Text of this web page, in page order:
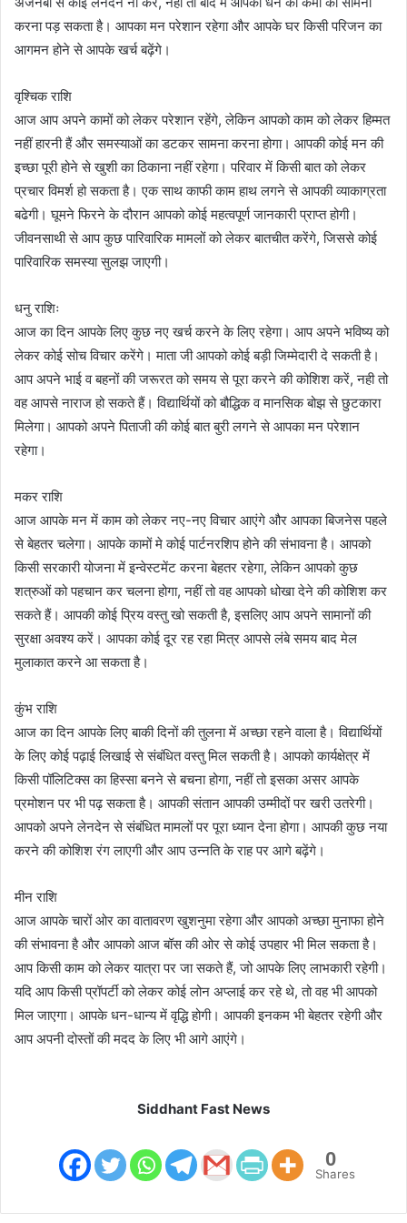
करना पड़ सकता है। आपका मन परेशान रहेगा और आपके घर किसी परिजन का
आगमन होने से आपके खर्च बढ़ेंगे।
वृश्चिक राशि
आज आप अपने कामों को लेकर परेशान रहेंगे, लेकिन आपको काम को लेकर हिम्मत
नहीं हारनी हैं और समस्याओं का डटकर सामना करना होगा। आपकी कोई मन की
इच्छा पूरी होने से खुशी का ठिकाना नहीं रहेगा। परिवार में किसी बात को लेकर
प्रचार विमर्श हो सकता है। एक साथ काफी काम हाथ लगने से आपकी व्याकाग्रता
बढेगी। घूमने फिरने के दौरान आपको कोई महत्वपूर्ण जानकारी प्राप्त होगी।
जीवनसाथी से आप कुछ पारिवारिक मामलों को लेकर बातचीत करेंगे, जिससे कोई
पारिवारिक समस्या सुलझ जाएगी।
धनु राशिः
आज का दिन आपके लिए कुछ नए खर्च करने के लिए रहेगा। आप अपने भविष्य को
लेकर कोई सोच विचार करेंगे। माता जी आपको कोई बड़ी जिम्मेदारी दे सकती है।
आप अपने भाई व बहनों की जरूरत को समय से पूरा करने की कोशिश करें, नही तो
वह आपसे नाराज हो सकते हैं। विद्यार्थियों को बौद्धिक व मानसिक बोझ से छुटकारा
मिलेगा। आपको अपने पिताजी की कोई बात बुरी लगने से आपका मन परेशान
रहेगा।
मकर राशि
आज आपके मन में काम को लेकर नए-नए विचार आएंगे और आपका बिजनेस पहले
से बेहतर चलेगा। आपके कामों मे कोई पार्टनरशिप होने की संभावना है। आपको
किसी सरकारी योजना में इन्वेस्टमेंट करना बेहतर रहेगा, लेकिन आपको कुछ
शत्रुओं को पहचान कर चलना होगा, नहीं तो वह आपको धोखा देने की कोशिश कर
सकते हैं। आपकी कोई प्रिय वस्तु खो सकती है, इसलिए आप अपने सामानों की
सुरक्षा अवश्य करें। आपका कोई दूर रह रहा मित्र आपसे लंबे समय बाद मेल
मुलाकात करने आ सकता है।
कुंभ राशि
आज का दिन आपके लिए बाकी दिनों की तुलना में अच्छा रहने वाला है। विद्यार्थियों
के लिए कोई पढ़ाई लिखाई से संबंधित वस्तु मिल सकती है। आपको कार्यक्षेत्र में
किसी पॉलिटिक्स का हिस्सा बनने से बचना होगा, नहीं तो इसका असर आपके
प्रमोशन पर भी पढ़ सकता है। आपकी संतान आपकी उम्मीदों पर खरी उतरेगी।
आपको अपने लेनदेन से संबंधित मामलों पर पूरा ध्यान देना होगा। आपकी कुछ नया
करने की कोशिश रंग लाएगी और आप उन्नति के राह पर आगे बढ़ेंगे।
मीन राशि
आज आपके चारों ओर का वातावरण खुशनुमा रहेगा और आपको अच्छा मुनाफा होने
की संभावना है और आपको आज बॉस की ओर से कोई उपहार भी मिल सकता है।
आप किसी काम को लेकर यात्रा पर जा सकते हैं, जो आपके लिए लाभकारी रहेगी।
यदि आप किसी प्रॉपर्टी को लेकर कोई लोन अप्लाई कर रहे थे, तो वह भी आपको
मिल जाएगा। आपके धन-धान्य में वृद्धि होगी। आपकी इनकम भी बेहतर रहेगी और
आप अपनी दोस्तों की मदद के लिए भी आगे आएंगे।
Siddhant Fast News
0
Shares